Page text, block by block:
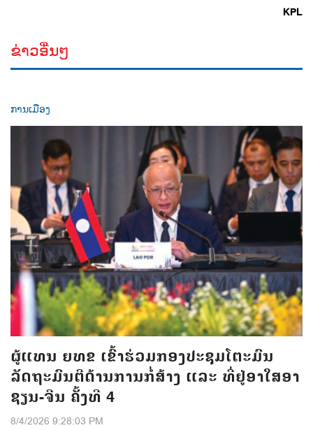
KPL
ຂ່າວອື່ນໆ
ການເມືອງ
ຜູ້ແທນ ຍທຂ ເຂົ້າຮ່ວມກອງປະຊຸມໂຕະມົນ
ລັດຖະມົນຕີດ້ານການກໍ່ສ້າງ ແລະ ທີ່ຢູ່ອາໃສອາ
ຊຽນ-ຈີນ ຄັ້ງທີ 4
8/4/2026 9:28:03 PM